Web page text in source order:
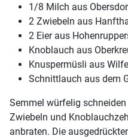
1/8 Milch aus
2 Zwiebeln aus
2 Eier aus
Knoblauch aus
Knuspermüsli aus
Schnittlauch aus dem
Semmel würfelig
Zwiebeln und
anbraten. Die